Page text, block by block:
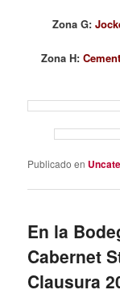
Zona G:
Zona H:
Publicado en
En la
Cabernet
Clausura